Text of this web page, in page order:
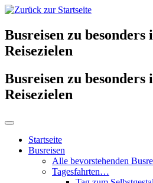
Busreisen zu besonders
Reisezielen
Busreisen zu besonders
Reisezielen
Startseite
Busreisen
Alle bevorstehenden
Tagesfahrten…